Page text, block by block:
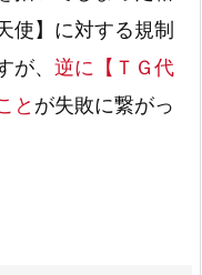
使】に対する規制
が、 逆に【ＴＧ代
と が失敗に繋がっ